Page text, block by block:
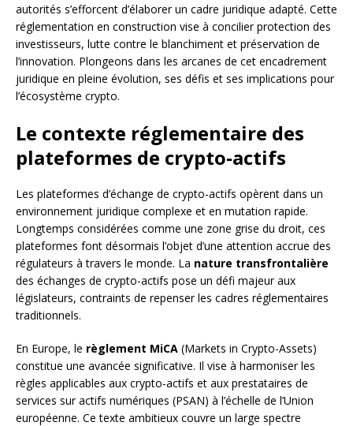
autorités s’efforcent d’élaborer un cadre juridique adapté. Cette
réglementation en construction vise à concilier protection des
investisseurs, lutte contre le blanchiment et préservation de
l’innovation. Plongeons dans les arcanes de cet encadrement
juridique en pleine évolution, ses défis et ses implications pour
l’écosystème crypto.
Le contexte réglementaire des
plateformes de crypto-actifs
Les plateformes d’échange de crypto-actifs opèrent dans un
environnement juridique complexe et en mutation rapide.
Longtemps considérées comme une zone grise du droit, ces
plateformes font désormais l’objet d’une attention accrue des
régulateurs à travers le monde. La nature transfrontalière
des échanges de crypto-actifs pose un défi majeur aux
législateurs, contraints de repenser les cadres réglementaires
traditionnels.
En Europe, le règlement MiCA (Markets in Crypto-Assets)
constitue une avancée significative. Il vise à harmoniser les
règles applicables aux crypto-actifs et aux prestataires de
services sur actifs numériques (PSAN) à l’échelle de l’Union
européenne. Ce texte ambitieux couvre un large spectre